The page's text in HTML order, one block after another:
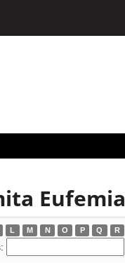
Eufemia
L M N O P Q R